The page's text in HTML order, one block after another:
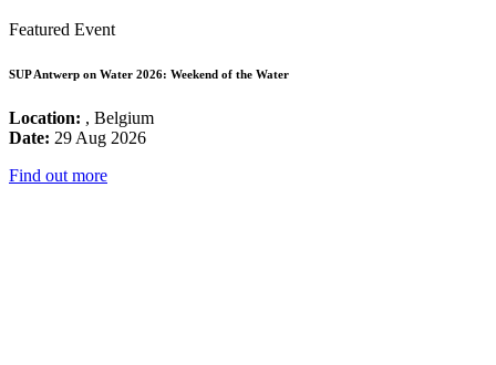
Featured Event
SUP Antwerp on Water 2026: Weekend of the Water
Location: , Belgium
Date: 29 Aug 2026
Find out more